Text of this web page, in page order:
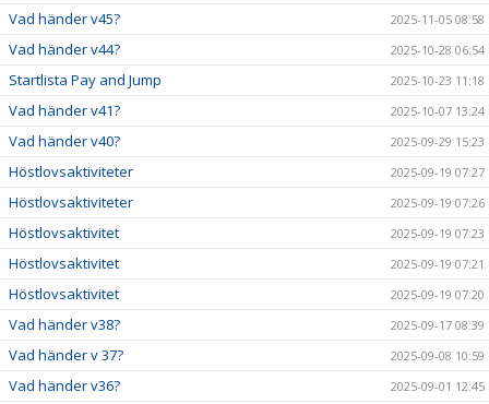
Vad händer v45? 2025-11-05 08:58
Vad händer v44? 2025-10-28 06:54
Startlista Pay and Jump 2025-10-23 11:18
Vad händer v41? 2025-10-07 13:24
Vad händer v40? 2025-09-29 15:23
Höstlovsaktiviteter 2025-09-19 07:27
Höstlovsaktiviteter 2025-09-19 07:26
Höstlovsaktivitet 2025-09-19 07:23
Höstlovsaktivitet 2025-09-19 07:21
Höstlovsaktivitet 2025-09-19 07:20
Vad händer v38? 2025-09-17 08:39
Vad händer v 37? 2025-09-08 10:59
Vad händer v36? 2025-09-01 12:45